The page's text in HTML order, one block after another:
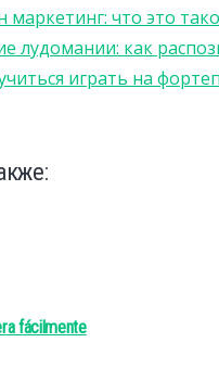
маркетинг: что это
лудомании: как
играть на
fácilmente